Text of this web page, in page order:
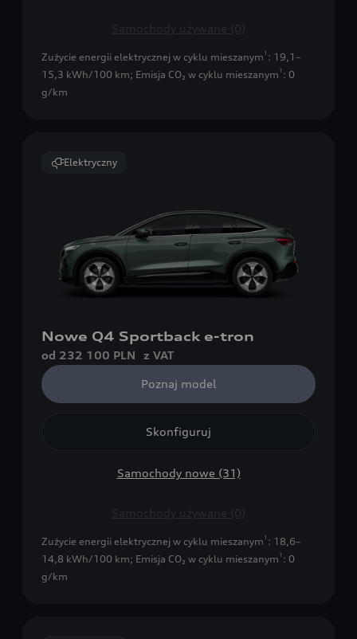
Samochody używane (0)
Zużycie energii elektrycznej w cyklu mieszanym 1 : 19,1–
15,3 kWh/100 km; Emisja CO₂ w cyklu mieszanym 1 : 0
g/km
Elektryczny
Nowe Q4 Sportback e-tron
od 232 100 PLN z VAT
Poznaj model
Skonfiguruj
Samochody nowe (31)
Samochody używane (0)
Zużycie energii elektrycznej w cyklu mieszanym 1 : 18,6–
14,8 kWh/100 km; Emisja CO₂ w cyklu mieszanym 1 : 0
g/km